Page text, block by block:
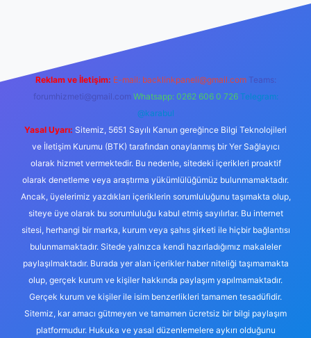
Reklam ve İletişim: E-mail: backlinkpaneli@gmail.com Teams:
forumhizmeti@gmail.com Whatsapp: 0262 606 0 726 Telegram:
@karabul
Yasal Uyarı: Sitemiz, 5651 Sayılı Kanun gereğince Bilgi Teknolojileri
ve İletişim Kurumu (BTK) tarafından onaylanmış bir Yer Sağlayıcı
olarak hizmet vermektedir. Bu nedenle, sitedeki içerikleri proaktif
olarak denetleme veya araştırma yükümlülüğümüz bulunmamaktadır.
Ancak, üyelerimiz yazdıkları içeriklerin sorumluluğunu taşımakta olup,
siteye üye olarak bu sorumluluğu kabul etmiş sayılırlar. Bu internet
sitesi, herhangi bir marka, kurum veya şahıs şirketi ile hiçbir bağlantısı
bulunmamaktadır. Sitede yalnızca kendi hazırladığımız makaleler
paylaşılmaktadır. Burada yer alan içerikler haber niteliği taşımamakta
olup, gerçek kurum ve kişiler hakkında paylaşım yapılmamaktadır.
Gerçek kurum ve kişiler ile isim benzerlikleri tamamen tesadüfidir.
Sitemiz, kar amacı gütmeyen ve tamamen ücretsiz bir bilgi paylaşım
platformudur. Hukuka ve yasal düzenlemelere aykırı olduğunu